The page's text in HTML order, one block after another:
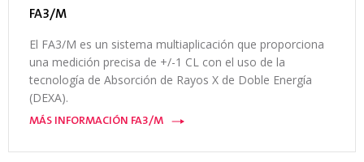
FA3/M
El FA3/M es un sistema multiaplicación que proporciona
una medición precisa de +/-1 CL con el uso de la
tecnología de Absorción de Rayos X de Doble Energía
(DEXA).
MÁS INFORMACIÓN FA3/M